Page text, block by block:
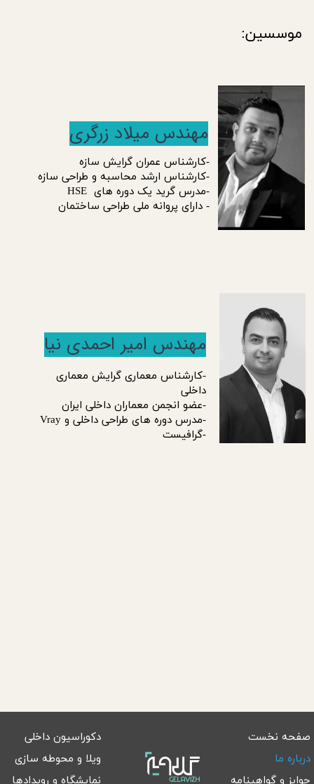
مهندس امیر احمدی نیا
-کارشناس معماری گرایش معماری
داخلی
-عضو انجمن معماران داخلی ایران
-مدرس دوره های طراحی داخلی و Vray
​​​​​​​-گرافیست
مهندس میلاد زرگری
-کارشناس عمران گرایش سازه
-کارشناس ارشد محاسبه و طراحی سازه
-مدرس گرید یک دوره های HSE
- دارای پروانه ملی طراحی ساختمان
موسسین:
صفحه نخست
درباره ما
جوایز و گواهینامه
دکوراسیون داخلی
ویلا و محوطه سازی
نمایشگاه و رویدادها